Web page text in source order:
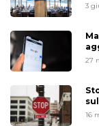
3
27
16